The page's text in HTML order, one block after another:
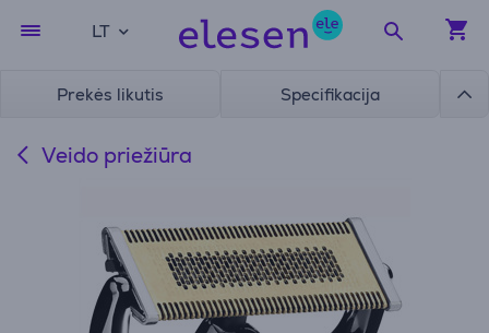
LT
Prekės likutis Specifikacija
Veido priežiūra